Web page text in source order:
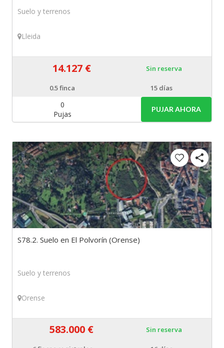
Suelo y terrenos
Lleida
14.127 € Sin reserva
0.5finca 15 días
0
Pujas
PUJAR AHORA
S78.2. Suelo en El Polvorín (Orense)
Suelo y terrenos
Orense
583.000 € Sin reserva